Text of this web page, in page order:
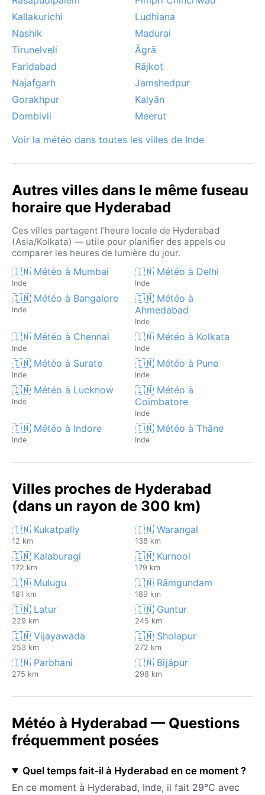
Kallakurichi
Ludhiana
Nashik
Madurai
Tirunelveli
Āgrā
Faridabad
Rājkot
Najafgarh
Jamshedpur
Gorakhpur
Kalyān
Dombivli
Meerut
Voir la météo dans toutes les villes de Inde
Autres villes dans le même fuseau
horaire que Hyderabad
Ces villes partagent l'heure locale de Hyderabad
(Asia/Kolkata) — utile pour planifier des appels ou
comparer les heures de lumière du jour.
🇮🇳 Météo à Mumbai
Inde
🇮🇳 Météo à Delhi
Inde
🇮🇳 Météo à Bangalore
Inde
🇮🇳 Météo à
Ahmedabad
Inde
🇮🇳 Météo à Chennai
Inde
🇮🇳 Météo à Kolkata
Inde
🇮🇳 Météo à Surate
Inde
🇮🇳 Météo à Pune
Inde
🇮🇳 Météo à Lucknow
Inde
🇮🇳 Météo à
Coimbatore
Inde
🇮🇳 Météo à Indore
Inde
🇮🇳 Météo à Thāne
Inde
Villes proches de Hyderabad
(dans un rayon de 300 km)
🇮🇳 Kukatpally
12 km
🇮🇳 Warangal
138 km
🇮🇳 Kalaburagi
172 km
🇮🇳 Kurnool
179 km
🇮🇳 Mulugu
181 km
🇮🇳 Rāmgundam
189 km
🇮🇳 Latur
229 km
🇮🇳 Guntur
245 km
🇮🇳 Vijayawada
253 km
🇮🇳 Sholapur
272 km
🇮🇳 Parbhani
275 km
🇮🇳 Bîjâpur
298 km
Météo à Hyderabad — Questions
fréquemment posées
Quel temps fait-il à Hyderabad en ce moment ?
En ce moment à Hyderabad, Inde, il fait 29°C avec